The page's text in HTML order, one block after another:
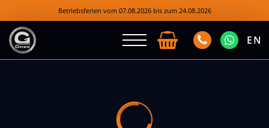
Betriebsferien vom 07.08.2026 bis zum 24.08.2026
EN